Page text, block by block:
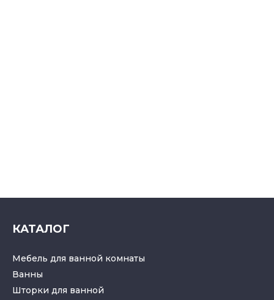
КАТАЛОГ
Мебель для ванной комнаты
Ванны
Шторки для ванной